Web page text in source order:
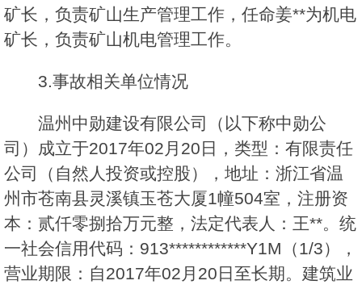
矿长，负责矿山生产管理工作，任命姜**为机电
矿长，负责矿山机电管理工作。
3.事故相关单位情况
温州中勋建设有限公司（以下称中勋公
司）成立于2017年02月20日，类型：有限责任
公司（自然人投资或控股），地址：浙江省温
州市苍南县灵溪镇玉苍大厦1幢504室，注册资
本：贰仟零捌拾万元整，法定代表人：王**。统
一社会信用代码：913************Y1M（1/3），
营业期限：自2017年02月20日至长期。建筑业